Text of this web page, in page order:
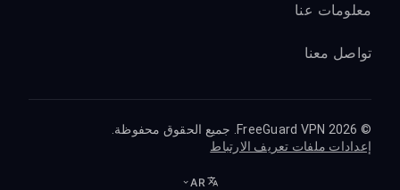
معلومات عنا
تواصل معنا
© 2026 FreeGuard VPN. جميع الحقوق محفوظة.
إعدادات ملفات تعريف الارتباط
AR